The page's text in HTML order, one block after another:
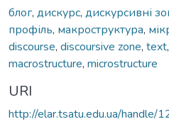
блог, дискурс, дискурсивні
профіль, макроструктура,
discourse, discoursive zone, text,
macrostructure, microstructure
URI
http://elar.tsatu.edu.ua/